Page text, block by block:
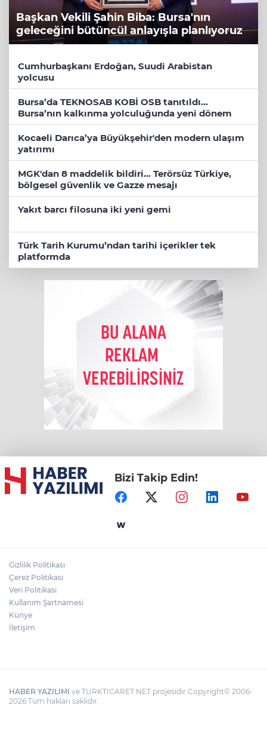
Başkan Vekili Şahin Biba: Bursa'nın
geleceğini bütüncül anlayışla planlıyoruz
Cumhurbaşkanı Erdoğan, Suudi Arabistan
yolcusu
Bursa’da TEKNOSAB KOBİ OSB tanıtıldı...
Bursa’nın kalkınma yolculuğunda yeni dönem
Kocaeli Darıca’ya Büyükşehir'den modern ulaşım
yatırımı
MGK'dan 8 maddelik bildiri... Terörsüz Türkiye,
bölgesel güvenlik ve Gazze mesajı
Yakıt barcı filosuna iki yeni gemi
Türk Tarih Kurumu’ndan tarihi içerikler tek
platformda
Bizi Takip Edin!
Gizlilik Politikası
Çerez Politikası
Veri Politikası
Kullanım Şartnamesi
Künye
İletişim
HABER YAZILIMI ve TURKTICARET.NET projesidir Copyright© 2006-
2026 Tüm hakları saklıdır.